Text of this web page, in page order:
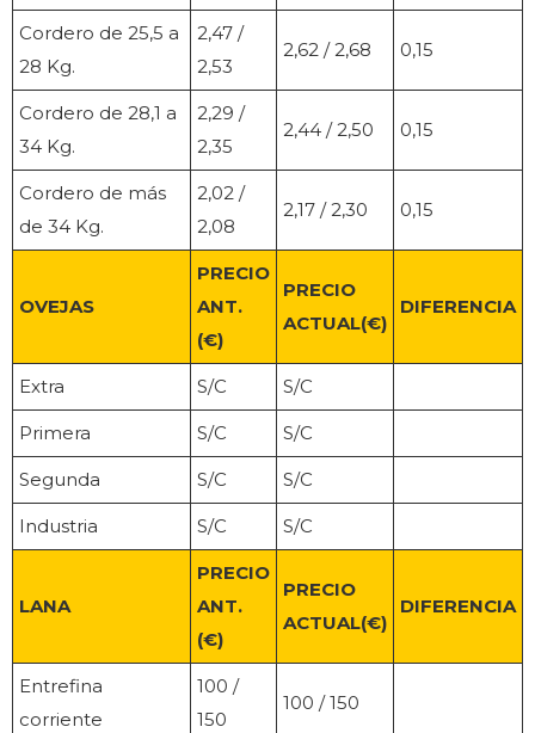
Cordero de 25,5 a
28 Kg.
2,47 /
2,53
2,62 / 2,68 0,15
Cordero de 28,1 a
34 Kg.
2,29 /
2,35
2,44 / 2,50 0,15
Cordero de más
de 34 Kg.
2,02 /
2,08
2,17 / 2,30 0,15
OVEJAS
PRECIO
ANT.
(€)
PRECIO
ACTUAL(€)
DIFERENCIA
Extra S/C S/C
Primera S/C S/C
Segunda S/C S/C
Industria S/C S/C
LANA
PRECIO
ANT.
(€)
PRECIO
ACTUAL(€)
DIFERENCIA
Entrefina
corriente
100 /
150
100 / 150